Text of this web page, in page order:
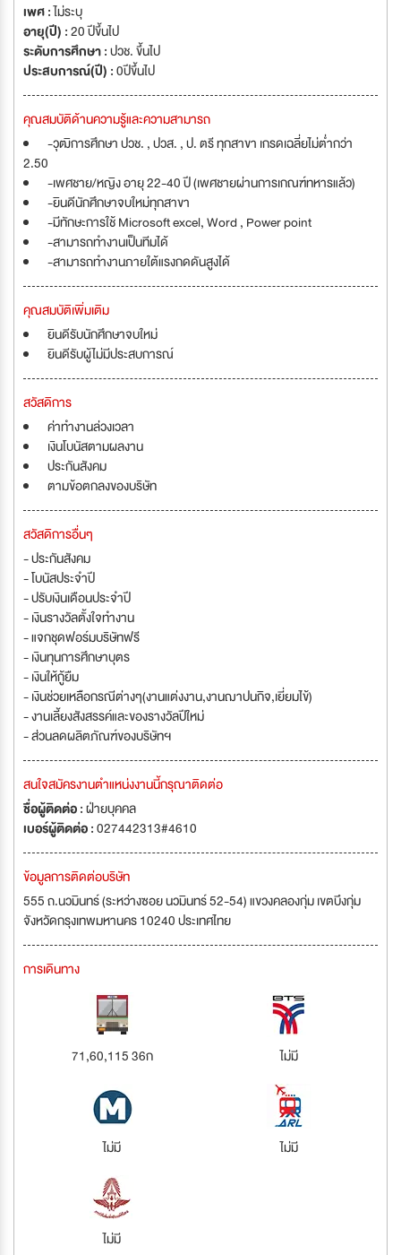
เพศ :ไม่ระบุ
อายุ(ปี) :20 ปีขึ้นไป
ระดับการศึกษา :ปวช. ขึ้นไป
ประสบการณ์(ปี) :0ปีขึ้นไป
คุณสมบัติด้านความรู้และความสามารถ
-วุฒิการศึกษา ปวช. , ปวส. , ป. ตรี ทุกสาขา เกรดเฉลี่ยไม่ต่ำกว่า
2.50
-เพศชาย/หญิง อายุ 22-40 ปี (เพศชายผ่านการเกณฑ์ทหารแล้ว)
-ยินดีนักศึกษาจบใหม่ทุกสาขา
-มีทักษะการใช้ Microsoft excel, Word , Power point
-สามารถทำงานเป็นทีมได้
-สามารถทำงานภายใต้แรงกดดันสูงได้
คุณสมบัติเพิ่มเติม
ยินดีรับนักศึกษาจบใหม่
ยินดีรับผู้ไม่มีประสบการณ์
สวัสดิการ
ค่าทำงานล่วงเวลา
เงินโบนัสตามผลงาน
ประกันสังคม
ตามข้อตกลงของบริษัท
สวัสดิการอื่นๆ
- ประกันสังคม
- โบนัสประจำปี
- ปรับเงินเดือนประจำปี
- เงินรางวัลตั้งใจทำงาน
- แจกชุดฟอร์มบริษัทฟรี
- เงินทุนการศึกษาบุตร
- เงินให้กู้ยืม
- เงินช่วยเหลือกรณีต่างๆ(งานแต่งงาน,งานฌาปนกิจ,เยี่ยมไข้)
- งานเลี้ยงสังสรรค์และของรางวัลปีใหม่
- ส่วนลดผลิตภัณฑ์ของบริษัทฯ
สนใจสมัครงานตำแหน่งงานนี้กรุณาติดต่อ
ชื่อผู้ติดต่อ :ฝ่ายบุคคล
เบอร์ผู้ติดต่อ :027442313#4610
ข้อมูลการติดต่อบริษัท
555 ถ.นวมินทร์ (ระหว่างซอย นวมินทร์ 52-54) แขวงคลองกุ่ม เขตบึงกุ่ม
จังหวัดกรุงเทพมหานคร 10240 ประเทศไทย
การเดินทาง
71,60,115 36ก ไม่มี
ไม่มี ไม่มี
ไม่มี